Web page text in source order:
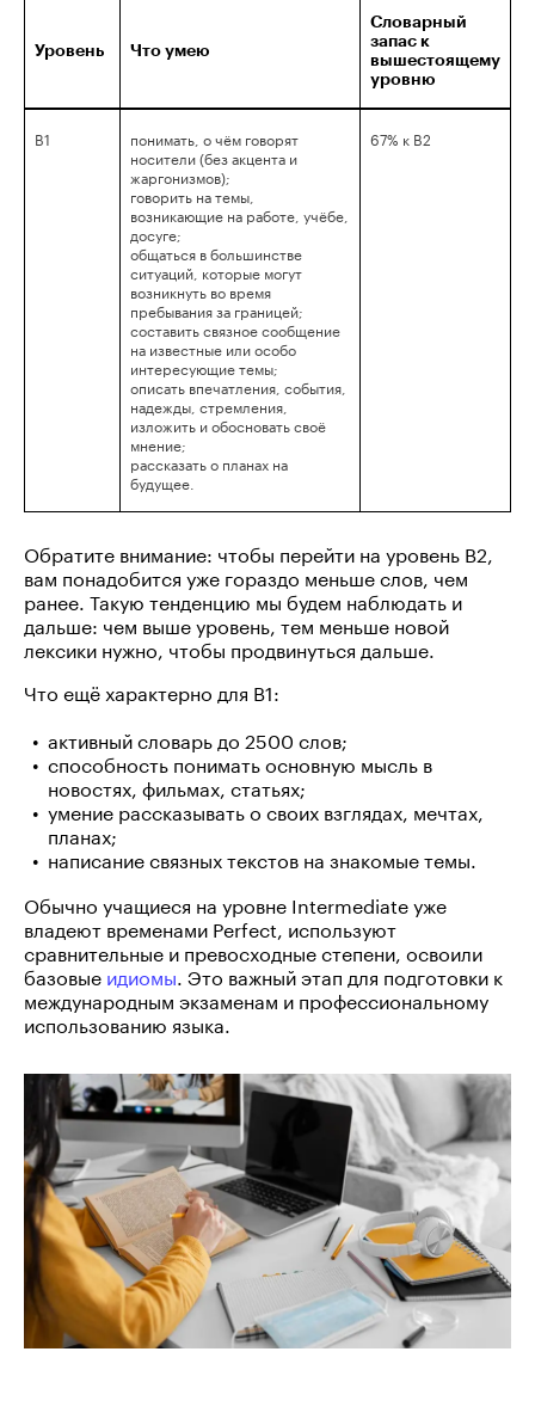
Уровень Что умею
Словарный
запас к
вышестоящему
уровню
B1
понимать, о чём говорят
носители (без акцента и
жаргонизмов);
говорить на темы,
возникающие на работе, учёбе,
досуге;
общаться в большинстве
ситуаций, которые могут
возникнуть во время
пребывания за границей;
составить связное сообщение
на известные или особо
интересующие темы;
описать впечатления, события,
надежды, стремления,
изложить и обосновать своё
мнение;
рассказать о планах на
будущее.
67% к B2
Обратите внимание: чтобы перейти на уровень B2,
вам понадобится уже гораздо меньше слов, чем
ранее. Такую тенденцию мы будем наблюдать и
дальше: чем выше уровень, тем меньше новой
лексики нужно, чтобы продвинуться дальше.
Что ещё характерно для B1:
активный словарь до 2500 слов;
способность понимать основную мысль в
новостях, фильмах, статьях;
умение рассказывать о своих взглядах, мечтах,
планах;
написание связных текстов на знакомые темы.
Обычно учащиеся на уровне Intermediate уже
владеют временами Perfect, используют
сравнительные и превосходные степени, освоили
базовые идиомы. Это важный этап для подготовки к
международным экзаменам и профессиональному
использованию языка.